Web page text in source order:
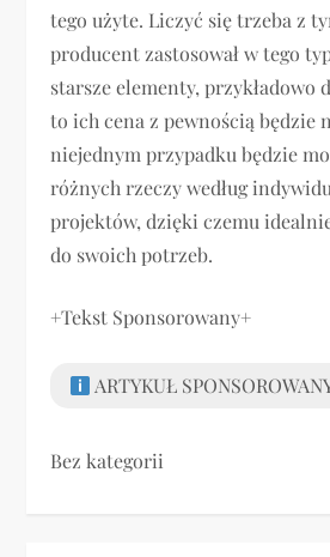
tego użyte. Liczyć się trzeba z
producent zastosował w tego
starsze elementy, przykładowo
to ich cena z pewnością będzie
niejednym przypadku będzie
różnych rzeczy według
projektów, dzięki czemu
do swoich potrzeb.
+Tekst Sponsorowany+
ARTYKUŁ
Bez kategorii